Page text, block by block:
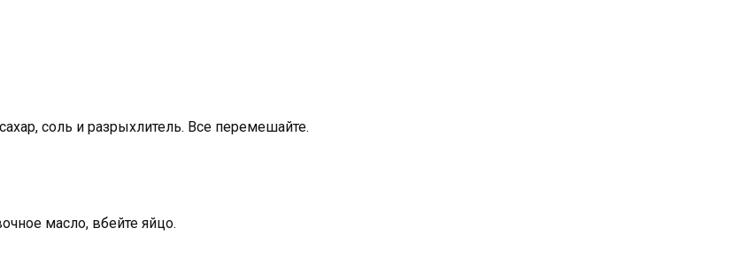
соль и разрыхлитель. Все перемешайте.
масло, вбейте яйцо.